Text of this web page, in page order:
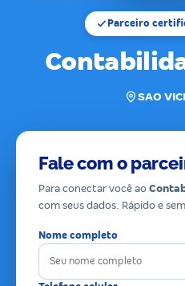
Parceiro
SAO
Fale com o
Para conectar você ao
com seus dados. Rápido e
Nome completo